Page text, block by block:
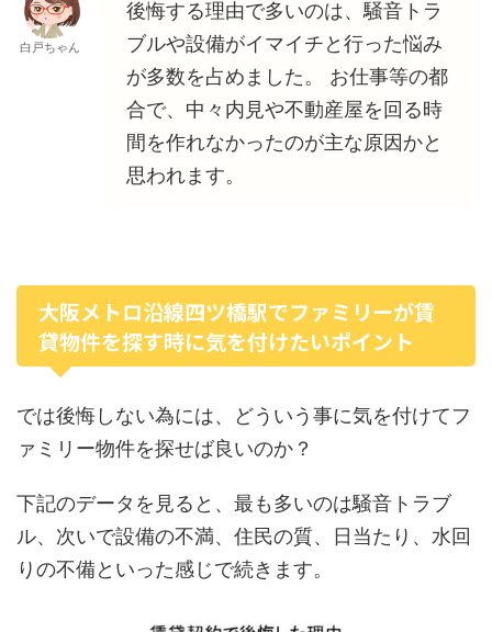
白戸ちゃん
後悔する理由で多いのは、騒音トラ
ブルや設備がイマイチと行った悩み
が多数を占めました。 お仕事等の都
合で、中々内見や不動産屋を回る時
間を作れなかったのが主な原因かと
思われます。
大阪メトロ沿線四ツ橋駅でファミリーが賃
貸物件を探す時に気を付けたいポイント
では後悔しない為には、どういう事に気を付けてフ
ァミリー物件を探せば良いのか？
下記のデータを見ると、最も多いのは騒音トラブ
ル、次いで設備の不満、住民の質、日当たり、水回
りの不備といった感じで続きます。